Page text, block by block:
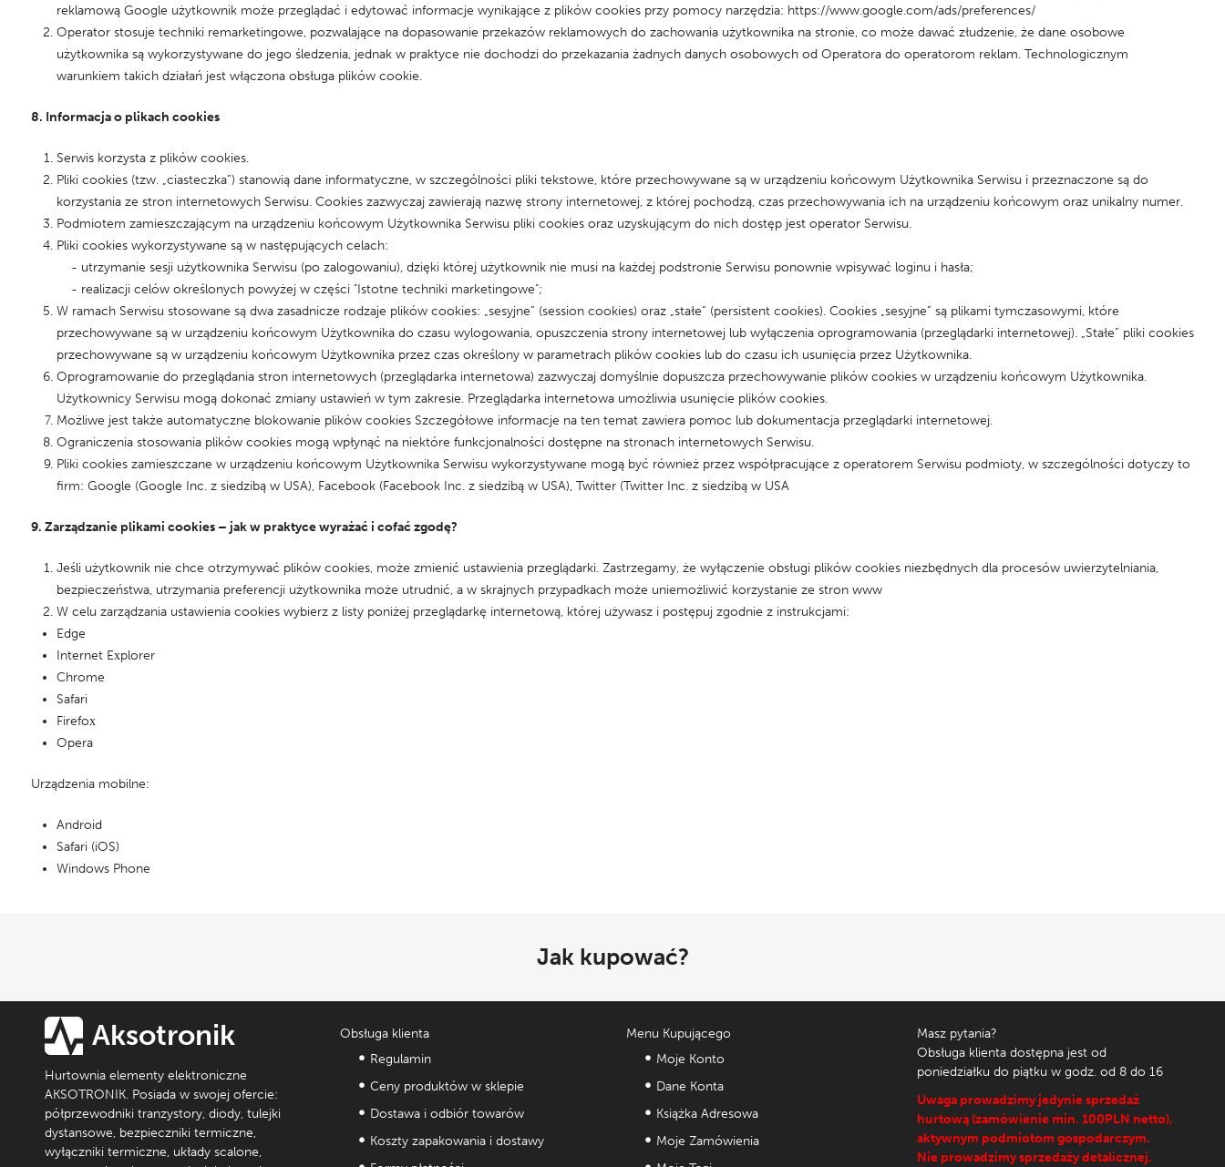
reklamową Google użytkownik może przeglądać i edytować informacje wynikające z plików cookies przy pomocy narzędzia: https://www.google.com/ads/preferences/
Operator stosuje techniki remarketingowe, pozwalające na dopasowanie przekazów reklamowych do zachowania użytkownika na stronie, co może dawać złudzenie, że dane osobowe
użytkownika są wykorzystywane do jego śledzenia, jednak w praktyce nie dochodzi do przekazania żadnych danych osobowych od Operatora do operatorom reklam. Technologicznym
warunkiem takich działań jest włączona obsługa plików cookie.
8. Informacja o plikach cookies
Serwis korzysta z plików cookies.
Pliki cookies (tzw. „ciasteczka”) stanowią dane informatyczne, w szczególności pliki tekstowe, które przechowywane są w urządzeniu końcowym Użytkownika Serwisu i przeznaczone są do
korzystania ze stron internetowych Serwisu. Cookies zazwyczaj zawierają nazwę strony internetowej, z której pochodzą, czas przechowywania ich na urządzeniu końcowym oraz unikalny numer.
Podmiotem zamieszczającym na urządzeniu końcowym Użytkownika Serwisu pliki cookies oraz uzyskującym do nich dostęp jest operator Serwisu.
Pliki cookies wykorzystywane są w następujących celach:
- utrzymanie sesji użytkownika Serwisu (po zalogowaniu), dzięki której użytkownik nie musi na każdej podstronie Serwisu ponownie wpisywać loginu i hasła;
- realizacji celów określonych powyżej w części "Istotne techniki marketingowe";
W ramach Serwisu stosowane są dwa zasadnicze rodzaje plików cookies: „sesyjne” (session cookies) oraz „stałe” (persistent cookies). Cookies „sesyjne” są plikami tymczasowymi, które
przechowywane są w urządzeniu końcowym Użytkownika do czasu wylogowania, opuszczenia strony internetowej lub wyłączenia oprogramowania (przeglądarki internetowej). „Stałe” pliki cookies
przechowywane są w urządzeniu końcowym Użytkownika przez czas określony w parametrach plików cookies lub do czasu ich usunięcia przez Użytkownika.
Oprogramowanie do przeglądania stron internetowych (przeglądarka internetowa) zazwyczaj domyślnie dopuszcza przechowywanie plików cookies w urządzeniu końcowym Użytkownika.
Użytkownicy Serwisu mogą dokonać zmiany ustawień w tym zakresie. Przeglądarka internetowa umożliwia usunięcie plików cookies.
Możliwe jest także automatyczne blokowanie plików cookies Szczegółowe informacje na ten temat zawiera pomoc lub dokumentacja przeglądarki internetowej.
Ograniczenia stosowania plików cookies mogą wpłynąć na niektóre funkcjonalności dostępne na stronach internetowych Serwisu.
Pliki cookies zamieszczane w urządzeniu końcowym Użytkownika Serwisu wykorzystywane mogą być również przez współpracujące z operatorem Serwisu podmioty, w szczególności dotyczy to
firm: Google (Google Inc. z siedzibą w USA), Facebook (Facebook Inc. z siedzibą w USA), Twitter (Twitter Inc. z siedzibą w USA
9. Zarządzanie plikami cookies – jak w praktyce wyrażać i cofać zgodę?
Jeśli użytkownik nie chce otrzymywać plików cookies, może zmienić ustawienia przeglądarki. Zastrzegamy, że wyłączenie obsługi plików cookies niezbędnych dla procesów uwierzytelniania,
bezpieczeństwa, utrzymania preferencji użytkownika może utrudnić, a w skrajnych przypadkach może uniemożliwić korzystanie ze stron www
W celu zarządzania ustawienia cookies wybierz z listy poniżej przeglądarkę internetową, której używasz i postępuj zgodnie z instrukcjami:
Edge
Internet Explorer
Chrome
Safari
Firefox
Opera
Urządzenia mobilne:
Android
Safari (iOS)
Windows Phone
Jak kupować?
Aksotronik
Hurtownia elementy elektroniczne
AKSOTRONIK. Posiada w swojej ofercie:
półprzewodniki tranzystory, diody, tulejki
dystansowe, bezpieczniki termiczne,
wyłączniki termiczne, układy scalone,
Obsługa klienta
Regulamin
Ceny produktów w sklepie
Dostawa i odbiór towarów
Koszty zapakowania i dostawy
Menu Kupującego
Moje Konto
Dane Konta
Książka Adresowa
Moje Zamówienia
Masz pytania?
Obsługa klienta dostępna jest od
poniedziałku do piątku w godz. od 8 do 16
Uwaga prowadzimy jedynie sprzedaż
hurtową (zamówienie min. 100PLN netto),
aktywnym podmiotom gospodarczym.
Nie prowadzimy sprzedaży detalicznej.